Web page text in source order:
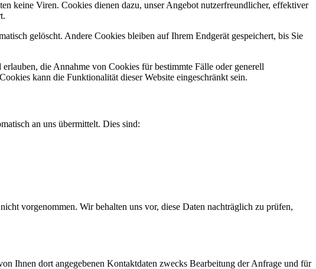
keine Viren. Cookies dienen dazu, unser Angebot nutzerfreundlicher, effektiver
gelöscht. Andere Cookies bleiben auf Ihrem Endgerät gespeichert, bis Sie
die Annahme von Cookies für bestimmte Fälle oder generell
kann die Funktionalität dieser Website eingeschränkt sein.
an uns übermittelt. Dies sind:
vorgenommen. Wir behalten uns vor, diese Daten nachträglich zu prüfen,
Ihnen dort angegebenen Kontaktdaten zwecks Bearbeitung der Anfrage und für